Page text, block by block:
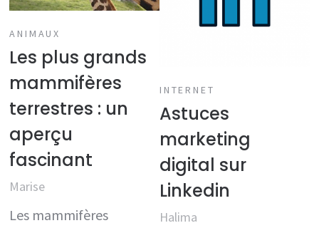
ANIMAUX
Les plus grands
mammifères
terrestres : un
aperçu
fascinant
Marise
Les mammifères
INTERNET
Astuces
marketing
digital sur
Linkedin
Halima